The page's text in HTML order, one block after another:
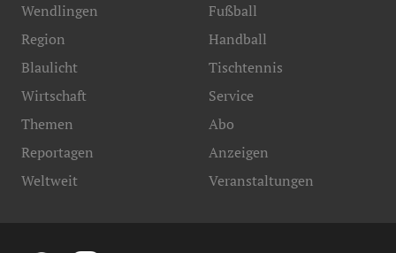
Wendlingen
Region
Blaulicht
Fußball
Handball
Tischtennis
Wirtschaft
Themen
Reportagen
Weltweit
Service
Abo
Anzeigen
Veranstaltungen